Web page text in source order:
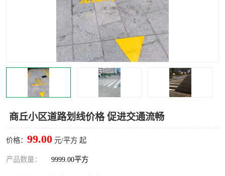
商丘小区道路划线价格 促进交通流畅
价格： 99.00 元/平方 起
产品数量： 9999.00平方